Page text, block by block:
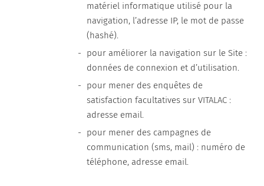
matériel informatique utilisé pour la
navigation, l’adresse IP, le mot de passe
(hashé).
pour améliorer la navigation sur le Site :
données de connexion et d’utilisation.
pour mener des enquêtes de
satisfaction facultatives sur VITALAC :
adresse email.
pour mener des campagnes de
communication (sms, mail) : numéro de
téléphone, adresse email.